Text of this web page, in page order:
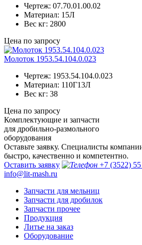
Чертеж: 07.70.01.00.02
Материал: 15Л
Вес кг: 2800
Цена по запросу
Молоток 1953.54.104.0.023
Чертеж: 1953.54.104.0.023
Материал: 110Г13Л
Вес кг: 38
Цена по запросу
Комплектующие и запчасти
для дробильно-размольного
оборудования
Оставьте заявку. Специалисты
быстро, качественно и компетентно.
Оставить заявку
+7 (3522)
info@lit-mash.ru
Запчасти для мельниц
Запчасти для дробилок
Запчасти прочее
Продукция
Литье на заказ
Оборудование